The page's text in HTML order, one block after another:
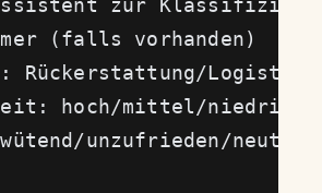
(falls vorhanden)
Rückerstattung/Logistik/
hoch/mittel/niedrig
unzufrieden/neutral